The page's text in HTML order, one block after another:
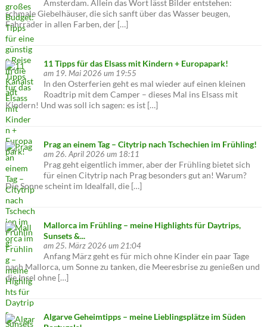
Amsterdam. Allein das Wort lässt Bilder entstehen:
schmale Giebelhäuser, die sich sanft über das Wasser beugen,
Fahrräder in allen Farben, der […]
11 Tipps für das Elsass mit Kindern + Europapark!
am 19. Mai 2026 um 19:55
In den Osterferien geht es mal wieder auf einen kleinen
Roadtrip mit dem Camper – dieses Mal ins Elsass mit
Kindern! Und was soll ich sagen: es ist […]
Prag an einem Tag – Citytrip nach Tschechien im Frühling!
am 26. April 2026 um 18:11
Prag geht eigentlich immer, aber der Frühling bietet sich
für einen Citytrip nach Prag besonders gut an! Warum?
Die Sonne scheint im Idealfall, die […]
Mallorca im Frühling – meine Highlights für Daytrips,
Sunsets &...
am 25. März 2026 um 21:04
Anfang März geht es für mich ohne Kinder ein paar Tage
nach Mallorca, um Sonne zu tanken, die Meeresbrise zu genießen und
die Insel ohne […]
Algarve Geheimtipps – meine Lieblingsplätze im Süden